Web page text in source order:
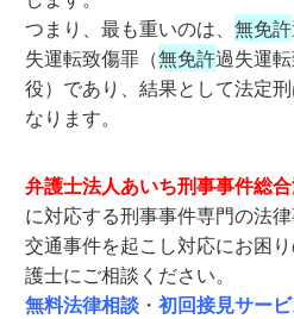
つまり、最も重いのは、無免許
失運転致傷罪（無免許過失運
役）であり、結果として法定
なります。
弁護士法人あいち刑事事件総
に対応する刑事事件専門の法律
交通事件を起こし対応にお困
護士にご相談ください。
無料法律相談 ・初回接見サー